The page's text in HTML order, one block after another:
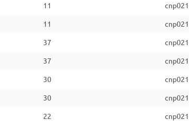
11
11
37
37
30
30
22